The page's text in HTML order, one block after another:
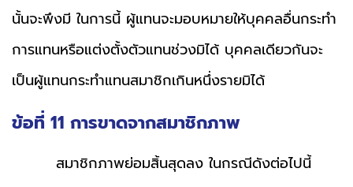
นั้นจะพึงมี ในการนี้ ผู้แทนจะมอบหมายให้บุคคลอื่นกระทำ
การแทนหรือแต่งตั้งตัวแทนช่วงมิได้ บุคคลเดียวกันจะ
เป็นผู้แทนกระทำแทนสมาชิกเกินหนึ่งรายมิได้
ข้อที่ 11 การขาดจากสมาชิกภาพ
สมาชิกภาพย่อมสิ้นสุดลง ในกรณีดังต่อไปนี้